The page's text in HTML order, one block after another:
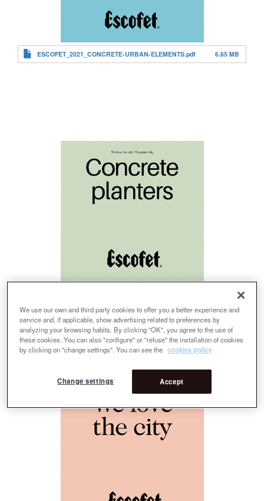
ESCOFET_2021_CONCRETE-URBAN-ELEMENTS.pdf 6.65 MB
24.59 MB
We use our own and third party cookies to offer you a better experience and
service and, if applicable, show advertising related to preferences by
analyzing your browsing habits. By clicking "OK", you agree to the use of
these cookies. You can also "configure" or "refuse" the installation of cookies
by clicking on "change settings". You can see the cookies policy
Accept
Change settings